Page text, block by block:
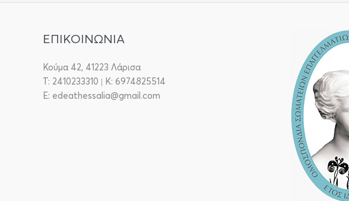
ΕΠΙΚΟΙΝΩΝΙΑ
Κούμα 42, 41223 Λάρισα
T: 2410233310 | Κ: 6974825514
E: edeathessalia@gmail.com